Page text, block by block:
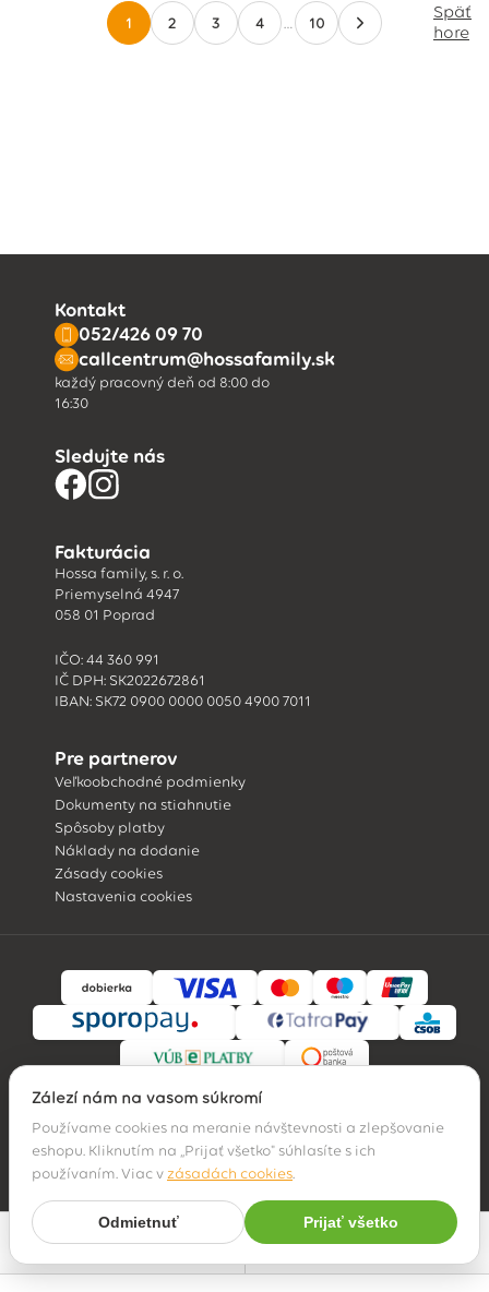
Filter Najpredávanejšie
1 2 3 4 … 10
Späť
hore
Kontakt
052/426 09 70
callcentrum@hossafamily.sk
každý pracovný deň od 8:00 do
16:30
Sledujte nás
Fakturácia
Hossa family, s. r. o.
Priemyselná 4947
058 01 Poprad
IČO: 44 360 991
IČ DPH: SK2022672861
IBAN: SK72 0900 0000 0050 4900 7011
Pre partnerov
Veľkoobchodné podmienky
Dokumenty na stiahnutie
Spôsoby platby
Náklady na dodanie
Zásady cookies
Nastavenia cookies
© 2026 Hossa family, s. r. o.
Záleží nám na vašom súkromí
Používame cookies na meranie návštevnosti a zlepšovanie
eshopu. Kliknutím na „Prijať všetko" súhlasíte s ich
používaním. Viac vzásadách cookies.
Odmietnuť Prijať všetko